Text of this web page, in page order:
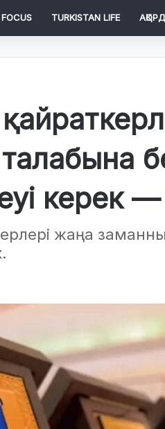
FOCUS TURKISTAN LIFE
керек
жаңа